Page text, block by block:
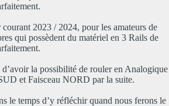
2023 / 2024, pour les amateurs de
qui possèdent du matériel en 3 Rails de
la possibilité de rouler en Analogique
et Faisceau NORD par la suite.
le temps d’y réfléchir quand nous ferons le